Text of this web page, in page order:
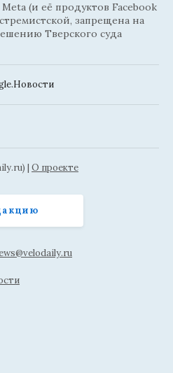
(и её продуктов Facebook
запрещена на
Тверского суда
| О проекте